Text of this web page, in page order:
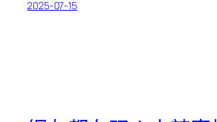
2025-07-15